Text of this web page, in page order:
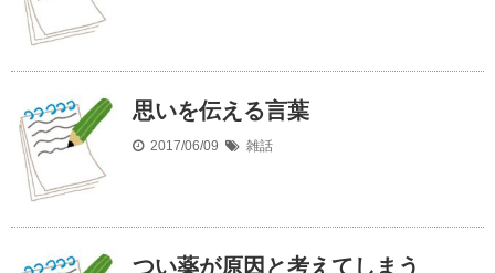
思いを伝える言葉
2017/06/09 雑話
つい薬が原因と考えてしまう